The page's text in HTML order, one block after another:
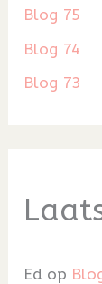
Blog 75
Blog 74
Blog 73
Ed op